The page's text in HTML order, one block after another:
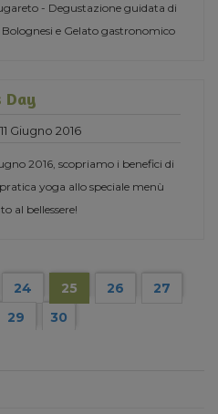
- Degustazione guidata di
e Gelato gastronomico
Day
Giugno 2016
2016, scopriamo i benefici di
yoga allo speciale menù
al bellessere!
24 25 26
27
29 30